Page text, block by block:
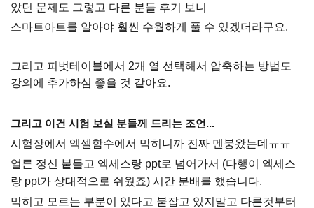
았던 문제도 그렇고 다른 분들 후기 보니
스마트아트를 알아야 훨씬 수월하게 풀 수 있겠더라구요.
그리고 피벗테이블에서 2개 열 선택해서 압축하는 방법도
강의에 추가하심 좋을 것 같아요.
그리고 이건 시험 보실 분들께 드리는 조언...
시험장에서 엑셀함수에서 막히니까 진짜 멘붕왔는데ㅠㅠ
얼른 정신 붙들고 엑세스랑 ppt로 넘어가서 (다행이 엑세스
랑 ppt가 상대적으로 쉬웠죠) 시간 분배를 했습니다.
막히고 모르는 부분이 있다고 붙잡고 있지말고 다른것부터